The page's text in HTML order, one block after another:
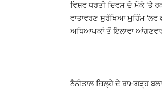
ਵਿਸ਼ਵ ਧਰਤੀ ਦਿਵਸ ਦੇ ਮੌਕੇ ‘ਤੇ
ਵਾਤਾਵਰਣ ਸੁਰੱਖਿਆ ਮੁਹਿੰਮ
ਅਧਿਆਪਕਾਂ ਤੋਂ ਇਲਾਵਾ
ਨੈਨੀਤਾਲ ਜ਼ਿਲ੍ਹੇ ਦੇ ਰਾਮਗੜ੍ਹ